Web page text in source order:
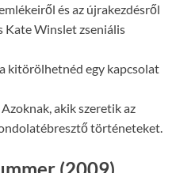
és az újrakezdésről
Kate Winslet zseniális
kitörölhetnéd egy kapcsolat
Azoknak, akik szeretik az
történeteket.